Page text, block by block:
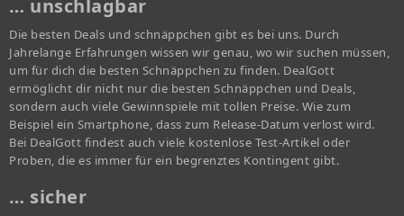
… unschlagbar
Die besten Deals und schnäppchen gibt es bei uns. Durch
Jahrelange Erfahrungen wissen wir genau, wo wir suchen müssen,
um für dich die besten Schnäppchen zu finden. DealGott
ermöglicht dir nicht nur die besten Schnäppchen und Deals,
sondern auch viele Gewinnspiele mit tollen Preise. Wie zum
Beispiel ein Smartphone, dass zum Release-Datum verlost wird.
Bei DealGott findest auch viele kostenlose Test-Artikel oder
Proben, die es immer für ein begrenztes Kontingent gibt.
… sicher